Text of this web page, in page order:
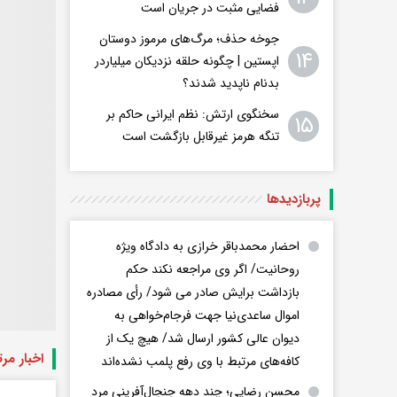
اخبار
فضایی مثبت در جریان است
۱۴
جوخه حذف؛ مرگ‌های مرموز دوستان
اپستین | چگونه حلقه نزدیکان میلیاردر
بدنام ناپدید شدند؟
۱۵
سخنگوی ارتش: نظم ایرانی حاکم بر
تنگه هرمز غیرقابل بازگشت است
پربازدید‌ها
احضار محمدباقر خرازی به دادگاه ویژه
روحانیت/ اگر وی مراجعه نکند حکم
بازداشت برایش صادر می شود/ رأی مصادره
اموال ساعدی‌نیا جهت فرجام‌خواهی به
دیوان عالی کشور ارسال شد/ هیچ یک از
کافه‌های مرتبط با وی رفع پلمب نشده‌اند
محسن رضایی؛ چند دهه جنجال‌آفرینی مرد